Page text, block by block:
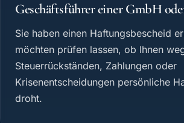
Geschäftsführer einer GmbH
Sie haben einen Haftungsbescheid
möchten prüfen lassen, ob Ihnen
Steuerrückständen, Zahlungen oder
Krisenentscheidungen persönliche
droht.